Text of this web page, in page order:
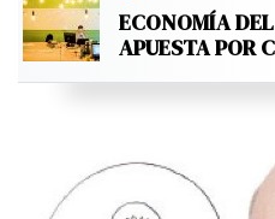
ECONOMÍA
APUESTA POR